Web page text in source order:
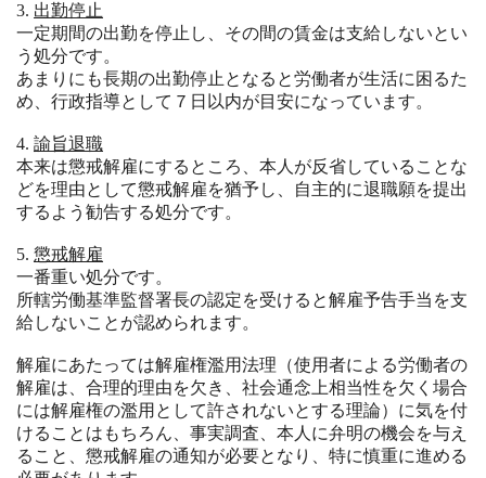
出勤停止
一定期間の出勤を停止し、その間の賃金は支給しないとい
う処分です。
あまりにも長期の出勤停止となると労働者が生活に困るた
め、行政指導として７日以内が目安になっています。
諭旨退職
本来は懲戒解雇にするところ、本人が反省していることな
どを理由として懲戒解雇を猶予し、自主的に退職願を提出
するよう勧告する処分です。
懲戒解雇
一番重い処分です。
所轄労働基準監督署長の認定を受けると解雇予告手当を支
給しないことが認められます。
解雇にあたっては解雇権濫用法理（使用者による労働者の
解雇は、合理的理由を欠き、社会通念上相当性を欠く場合
には解雇権の濫用として許されないとする理論）に気を付
けることはもちろん、事実調査、本人に弁明の機会を与え
ること、懲戒解雇の通知が必要となり、特に慎重に進める